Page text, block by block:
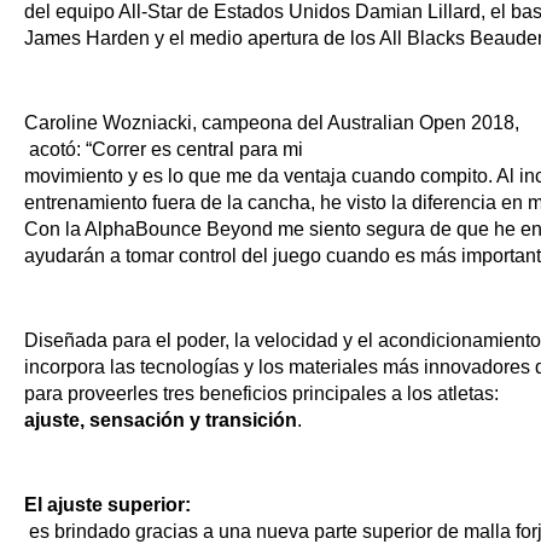
del equipo All-Star de Estados Unidos Damian Lillard, el
James Harden y el medio apertura de los All Blacks
Caroline Wozniacki, campeona del Australian Open 2018,
acotó: “Correr es central para mi
movimiento y es lo que me da ventaja cuando compito. Al
entrenamiento fuera de la cancha, he visto la diferencia en
Con la AlphaBounce Beyond me siento segura de que he
ayudarán a tomar control del juego cuando es más
Diseñada para el poder, la velocidad y el
incorpora las tecnologías y los materiales más
para proveerles tres beneficios principales a los atletas:
ajuste, sensación y transición.
El ajuste superior:
es brindado gracias a una nueva parte superior de malla